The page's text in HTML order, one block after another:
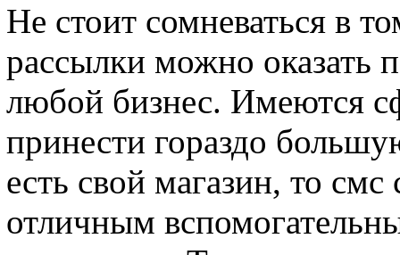
Не стоит сомневаться в
рассылки можно оказать
любой бизнес. Имеются
принести гораздо
есть свой магазин, то смс
отличным